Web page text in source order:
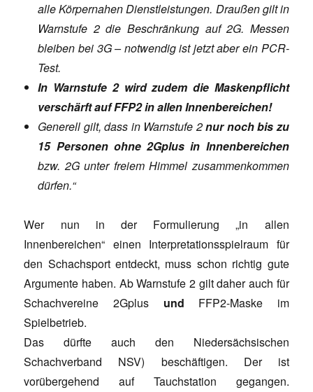
alle Körpernahen Dienstleistungen. Draußen gilt in
Warnstufe 2 die Beschränkung auf 2G. Messen
bleiben bei 3G – notwendig ist jetzt aber ein PCR-
Test.
In Warnstufe 2 wird zudem die Maskenpflicht
verschärft auf FFP2 in allen Innenbereichen!
Generell gilt, dass in Warnstufe 2nur noch bis zu
15 Personen ohne 2Gplus in Innenbereichen
bzw. 2G unter freiem Himmel zusammenkommen
dürfen.“
Wer nun in der Formulierung „in allen
Innenbereichen“ einen Interpretationsspielraum für
den Schachsport entdeckt, muss schon richtig gute
Argumente haben. Ab Warnstufe 2 gilt daher auch für
Schachvereine 2Gplus und FFP2-Maske im
Spielbetrieb.
Das dürfte auch den Niedersächsischen
Schachverband NSV) beschäftigen. Der ist
vorübergehend auf Tauchstation gegangen.